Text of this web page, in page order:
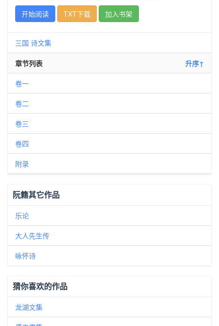
开始阅读
TXT下载 加入书架
三国 诗文集
章节列表 升序↑
卷一
卷二
卷三
卷四
附录
阮籍其它作品
乐论
大人先生传
咏怀诗
猜你喜欢的作品
龙湖文集